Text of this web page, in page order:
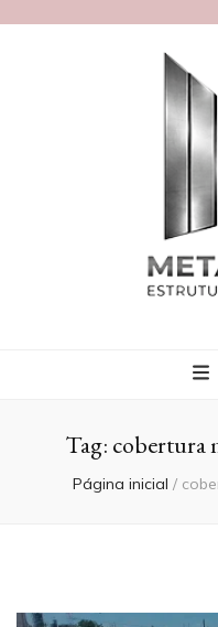
Tag: cobertura
Página inicial /